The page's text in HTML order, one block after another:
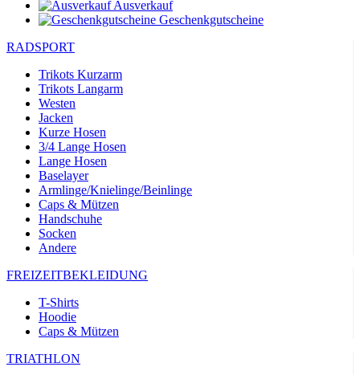
Ausverkauf
Geschenkgutscheine
RADSPORT
Trikots Kurzarm
Trikots Langarm
Westen
Jacken
Kurze Hosen
3/4 Lange Hosen
Lange Hosen
Baselayer
Armlinge/Knielinge/Beinlinge
Caps & Mützen
Handschuhe
Socken
Andere
FREIZEITBEKLEIDUNG
T-Shirts
Hoodie
Caps & Mützen
TRIATHLON